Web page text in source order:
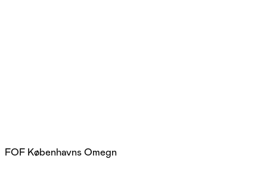
FOF Københavns Omegn